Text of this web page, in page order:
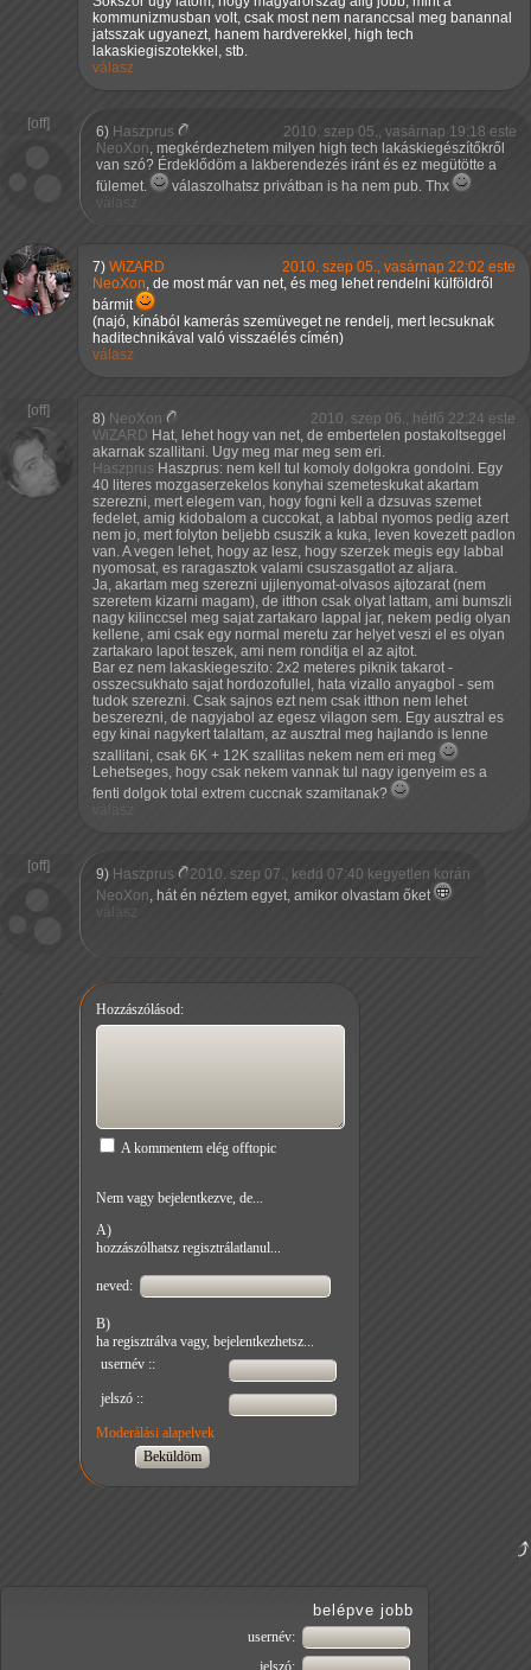
kommunizmusban volt, csak most nem naranccsal meg banannal
jatsszak ugyanezt, hanem hardverekkel, high tech
lakaskiegiszotekkel, stb.
válasz
6) Haszprus
2010. szep 05., vasárnap 19:18 este
NeoXon, megkérdezhetem milyen high tech lakáskiegészítőkről
van szó? Érdeklődöm a lakberendezés iránt és ez megütötte a
fülemet.
válaszolhatsz privátban is ha nem pub. Thx
7) WiZARD
2010. szep 05., vasárnap 22:02 este
NeoXon, de most már van net, és meg lehet rendelni külföldről
bármit
(najó, kínából kamerás szemüveget ne rendelj, mert lecsuknak
haditechnikával való visszaélés címén)
válasz
8) NeoXon
2010. szep 06., hétfő 22:24 este
WiZARD Hat, lehet hogy van net, de embertelen postakoltseggel
akarnak szallitani. Ugy meg mar meg sem eri.
Haszprus Haszprus: nem kell tul komoly dolgokra gondolni. Egy
40 literes mozgaserzekelos konyhai szemeteskukat akartam
szerezni, mert elegem van, hogy fogni kell a dzsuvas szemet
fedelet, amig kidobalom a cuccokat, a labbal nyomos pedig azert
nem jo, mert folyton beljebb csuszik a kuka, leven kovezett padlon
van. A vegen lehet, hogy az lesz, hogy szerzek megis egy labbal
nyomosat, es raragasztok valami csuszasgatlot az aljara.
Ja, akartam meg szerezni ujjlenyomat-olvasos ajtozarat (nem
szeretem kizarni magam), de itthon csak olyat lattam, ami bumszli
nagy kilinccsel meg sajat zartakaro lappal jar, nekem pedig olyan
kellene, ami csak egy normal meretu zar helyet veszi el es olyan
zartakaro lapot teszek, ami nem ronditja el az ajtot.
Bar ez nem lakaskiegeszito: 2x2 meteres piknik takarot -
osszecsukhato sajat hordozofullel, hata vizallo anyagbol - sem
tudok szerezni. Csak sajnos ezt nem csak itthon nem lehet
beszerezni, de nagyjabol az egesz vilagon sem. Egy ausztral es
egy kinai nagykert talaltam, az ausztral meg hajlando is lenne
szallitani, csak 6K + 12K szallitas nekem nem eri meg
Lehetseges, hogy csak nekem vannak tul nagy igenyeim es a
fenti dolgok total extrem cuccnak szamitanak?
9) Haszprus
2010. szep 07., kedd 07:40 kegyetlen korán
NeoXon, hát én néztem egyet, amikor olvastam őket
válasz
Hozzászólásod:
A kommentem elég offtopic
Nem vagy bejelentkezve, de...
A)
hozzászólhatsz regisztrálatlanul...
neved:
B)
ha regisztrálva vagy, bejelentkezhetsz...
usernév ::
jelszó ::
Moderálási alapelvek
belépve jobb
usernév:
jelszó: